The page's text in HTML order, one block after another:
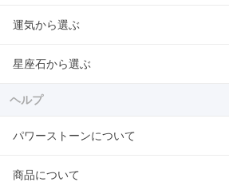
運気から選ぶ
星座石から選ぶ
ヘルプ
パワーストーンについて
商品について